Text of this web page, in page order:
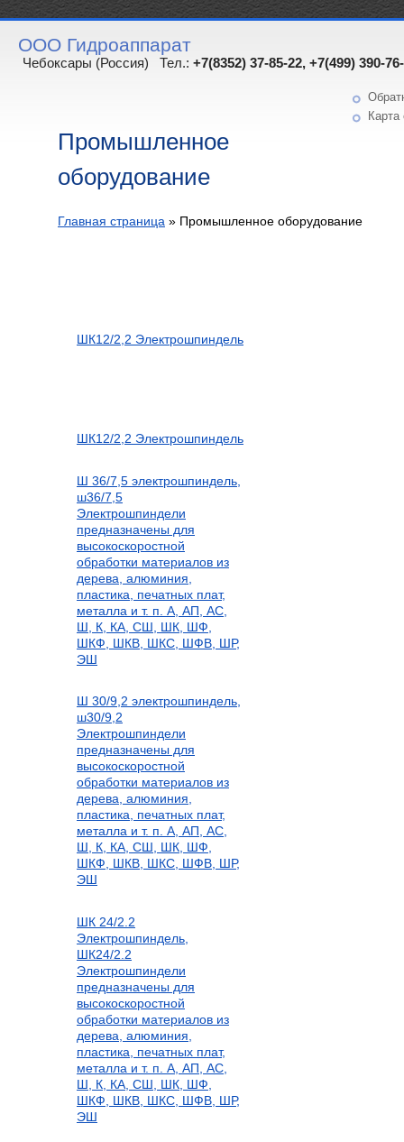
ООО Гидроаппарат
Чебоксары (Россия) Тел.: +7(8352) 37-85-22, +7(499) 390-
Карта
Промышленное
оборудование
Главная страница » Промышленное оборудование
ШК12/2,2 Электрошпиндель
ШК12/2,2 Электрошпиндель
Ш 36/7,5 электрошпиндель,
ш36/7,5
Электрошпиндели
предназначены для
высокоскоростной
обработки материалов из
дерева, алюминия,
пластика, печатных плат,
металла и т. п. А, АП, АС,
Ш, К, КА, СШ, ШК, ШФ,
ШКФ, ШКВ, ШКС, ШФВ, ШР,
ЭШ
Ш 30/9,2 электрошпиндель,
ш30/9,2
Электрошпиндели
предназначены для
высокоскоростной
обработки материалов из
дерева, алюминия,
пластика, печатных плат,
металла и т. п. А, АП, АС,
Ш, К, КА, СШ, ШК, ШФ,
ШКФ, ШКВ, ШКС, ШФВ, ШР,
ЭШ
ШК 24/2.2
Электрошпиндель,
ШК24/2.2
Электрошпиндели
предназначены для
высокоскоростной
обработки материалов из
дерева, алюминия,
пластика, печатных плат,
металла и т. п. А, АП, АС,
Ш, К, КА, СШ, ШК, ШФ,
ШКФ, ШКВ, ШКС, ШФВ, ШР,
ЭШ